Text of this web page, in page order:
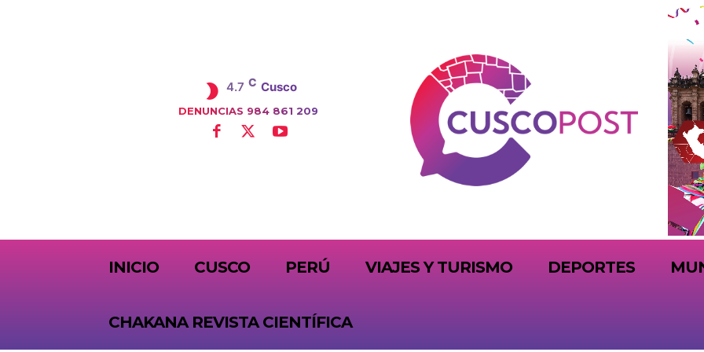
4.7 C Cusco
DENUNCIAS 984 861 209
INICIO CUSCO PERÚ VIAJES Y TURISMO DEPORTES
CHAKANA REVISTA CIENTÍFICA